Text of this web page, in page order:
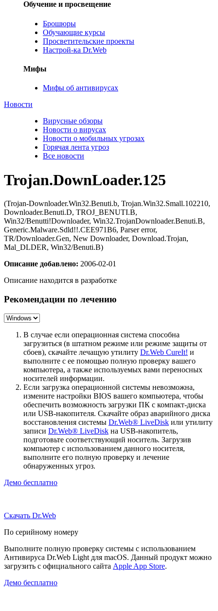
Обучение и просвещение
Брошюры
Обучающие курсы
Просветительские проекты
Настрой-ка Dr.Web
Мифы
Мифы об антивирусах
Новости
Вирусные обзоры
Новости о вирусах
Новости о мобильных угрозах
Горячая лента угроз
Все новости
Trojan.DownLoader.125
(Trojan-Downloader.Win32.Benuti.b, Trojan.Win32.Small.102210,
Downloader.Benuti.D, TROJ_BENUTI.B,
Win32/Benutti!Downloader, Win32.TrojanDownloader.Benuti.B,
Generic.Malware.Sdld!!.CEE971B6, Parser error,
TR/Downloader.Gen, New Downloader, Download.Trojan,
Mal_DLDER, Win32/Benuti.B)
Описание добавлено: 2006-02-01
Описание находится в разработке
Рекомендации по лечению
В случае если операционная система способна
загрузиться (в штатном режиме или режиме защиты от
сбоев), скачайте лечащую утилиту Dr.Web CureIt! и
выполните с ее помощью полную проверку вашего
компьютера, а также используемых вами переносных
носителей информации.
Если загрузка операционной системы невозможна,
измените настройки BIOS вашего компьютера, чтобы
обеспечить возможность загрузки ПК с компакт-диска
или USB-накопителя. Скачайте образ аварийного диска
восстановления системы Dr.Web® LiveDisk или утилиту
записи Dr.Web® LiveDisk на USB-накопитель,
подготовьте соответствующий носитель. Загрузив
компьютер с использованием данного носителя,
выполните его полную проверку и лечение
обнаруженных угроз.
Демо бесплатно
Скачать Dr.Web
По серийному номеру
Выполните полную проверку системы с использованием
Антивируса Dr.Web Light для macOS. Данный продукт можно
загрузить с официального сайта Apple App Store.
Демо бесплатно